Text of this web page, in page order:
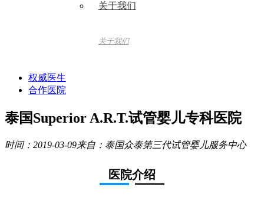
关于我们
关于我们
权威医生
合作医院
泰国Superior A.R.T.试管婴儿专科医院
时间：2019-03-09来自：泰国众泰第三代试管婴儿服务中心
医院介绍